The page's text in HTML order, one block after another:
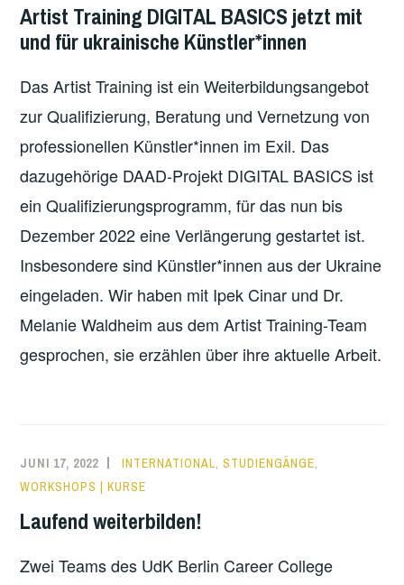
KÜNSTLERISCHE
ERZÄHLEN
Artist Training DIGITAL BASICS jetzt mit
und für ukrainische Künstler*innen
Das Artist Training ist ein Weiterbildungsangebot
zur Qualifizierung, Beratung und Vernetzung von
professionellen Künstler*innen im Exil. Das
dazugehörige DAAD-Projekt DIGITAL BASICS ist
ein Qualifizierungsprogramm, für das nun bis
Dezember 2022 eine Verlängerung gestartet ist.
Insbesondere sind Künstler*innen aus der Ukraine
eingeladen. Wir haben mit Ipek Cinar und Dr.
Melanie Waldheim aus dem Artist Training-Team
gesprochen, sie erzählen über ihre aktuelle Arbeit.
JUNI 17, 2022 INTERNATIONAL,STUDIENGÄNGE,
WORKSHOPS | KURSE
Laufend weiterbilden!
Zwei Teams des UdK Berlin Career College